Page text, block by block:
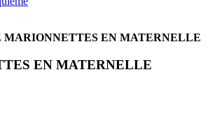
MARIONNETTES EN MATERNELLE
EN MATERNELLE